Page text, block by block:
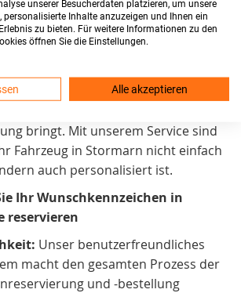
möglichst einfach
arbeiten wir kontinuierlich daran,
Außerdem auch eine
bringt. Mit unserem Service sind
Fahrzeug in Stormarn nicht einfach
auch personalisiert ist.
Ihr Wunschkennzeichen in
reservieren
Unser benutzerfreundliches
macht den gesamten Prozess der
und -bestellung
unserer Besucherdaten platzieren, um unsere
personalisierte Inhalte anzuzeigen und Ihnen ein
zu bieten. Für weitere Informationen zu den
öffnen Sie die Einstellungen.
Alle akzeptieren